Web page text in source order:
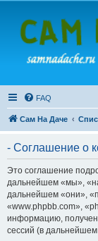
FAQ
Сам На Даче
- Соглашение о
Это соглашение
дальнейшем «мы»,
дальнейшем «они»,
«www.phpbb.com»,
информацию,
сессий (в